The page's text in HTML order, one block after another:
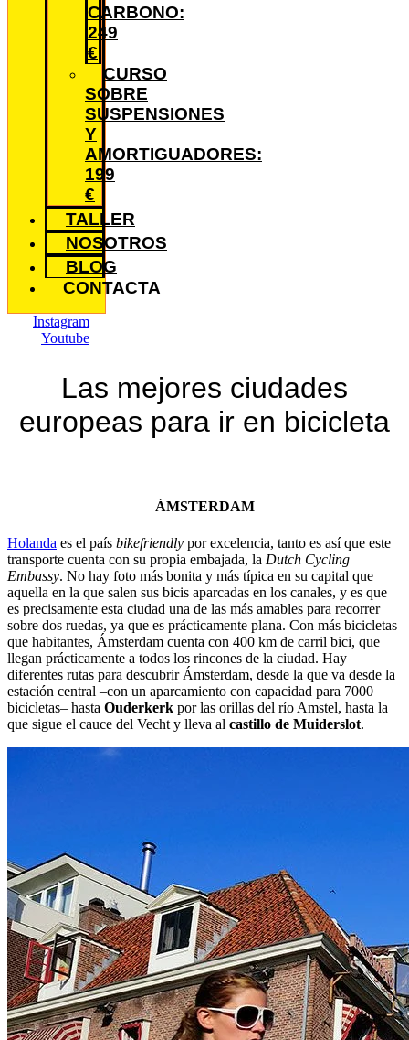
CARBONO:
249
€
CURSO
SOBRE
SUSPENSIONES
Y
AMORTIGUADORES:
199
€
TALLER
NOSOTROS
BLOG
CONTACTA
Instagram
Youtube
Las mejores ciudades
europeas para ir en bicicleta
ÁMSTERDAM
Holanda es el país bikefriendly por excelencia, tanto es así que este
transporte cuenta con su propia embajada, la Dutch Cycling
Embassy. No hay foto más bonita y más típica en su capital que
aquella en la que salen sus bicis aparcadas en los canales, y es que
es precisamente esta ciudad una de las más amables para recorrer
sobre dos ruedas, ya que es prácticamente plana. Con más bicicletas
que habitantes, Ámsterdam cuenta con 400 km de carril bici, que
llegan prácticamente a todos los rincones de la ciudad. Hay
diferentes rutas para descubrir Ámsterdam, desde la que va desde la
estación central –con un aparcamiento con capacidad para 7000
bicicletas– hasta Ouderkerk por las orillas del río Amstel, hasta la
que sigue el cauce del Vecht y lleva al castillo de Muiderslot.